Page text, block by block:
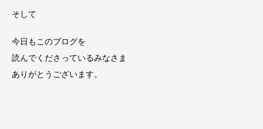
そして
今日もこのブログを
読んでくださっているみなさま
ありがとうございます。